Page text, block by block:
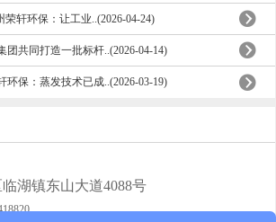
荣轩环保：让工业..(2026-04-24)
团共同打造一批标杆..(2026-04-14)
环保：蒸发技术已成..(2026-03-19)
湖镇东山大道4088号